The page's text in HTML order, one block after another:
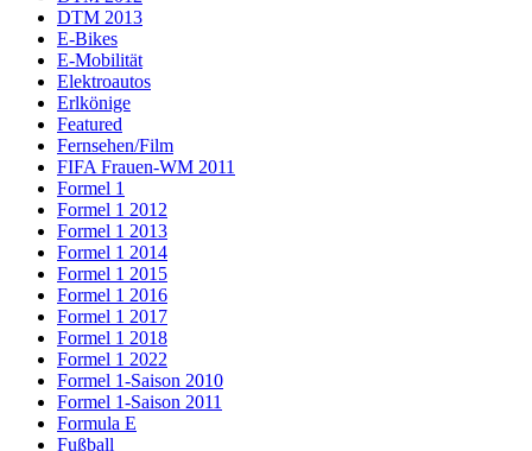
DTM 2013
E-Bikes
E-Mobilität
Elektroautos
Erlkönige
Featured
Fernsehen/Film
FIFA Frauen-WM 2011
Formel 1
Formel 1 2012
Formel 1 2013
Formel 1 2014
Formel 1 2015
Formel 1 2016
Formel 1 2017
Formel 1 2018
Formel 1 2022
Formel 1-Saison 2010
Formel 1-Saison 2011
Formula E
Fußball